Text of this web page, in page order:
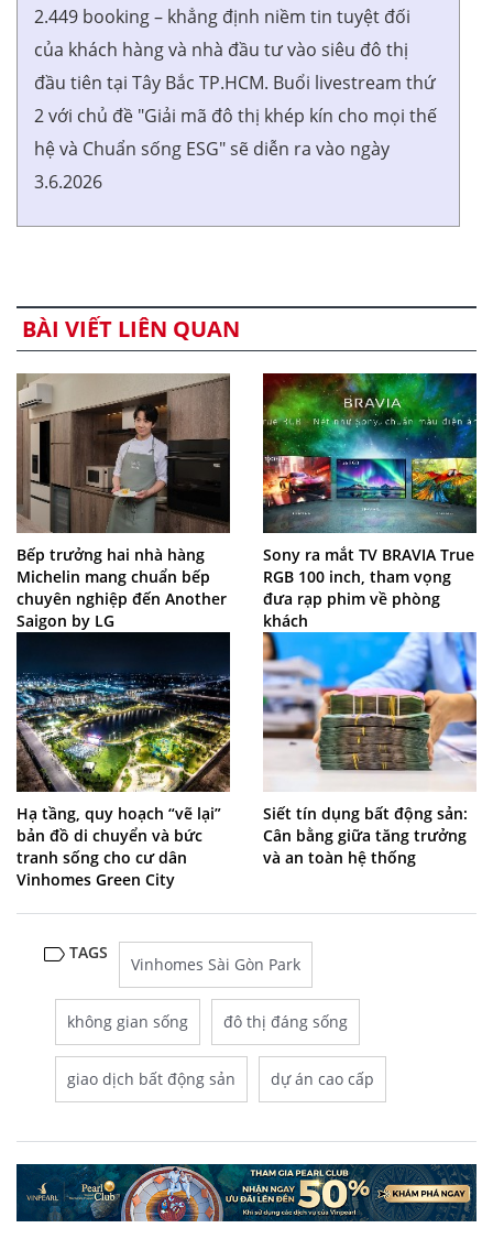
2.449 booking – khẳng định niềm tin tuyệt đối
của khách hàng và nhà đầu tư vào siêu đô thị
đầu tiên tại Tây Bắc TP.HCM. Buổi livestream thứ
2 với chủ đề "Giải mã đô thị khép kín cho mọi thế
hệ và Chuẩn sống ESG" sẽ diễn ra vào ngày
3.6.2026
BÀI VIẾT LIÊN QUAN
Bếp trưởng hai nhà hàng
Michelin mang chuẩn bếp
chuyên nghiệp đến Another
Saigon by LG
Sony ra mắt TV BRAVIA True
RGB 100 inch, tham vọng
đưa rạp phim về phòng
khách
Hạ tầng, quy hoạch “vẽ lại”
bản đồ di chuyển và bức
tranh sống cho cư dân
Vinhomes Green City
Siết tín dụng bất động sản:
Cân bằng giữa tăng trưởng
và an toàn hệ thống
TAGS
Vinhomes Sài Gòn Park
không gian sống đô thị đáng sống
giao dịch bất động sản dự án cao cấp